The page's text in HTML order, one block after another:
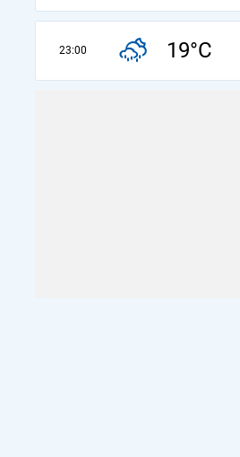
23:00 19°C